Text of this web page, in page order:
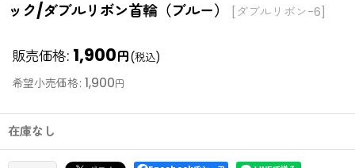
ック/ダブルリボン首輪（ブルー）
ダブルリボン-6
販売価格: 1,900円(税込)
希望小売価格: 1,900円
在庫なし